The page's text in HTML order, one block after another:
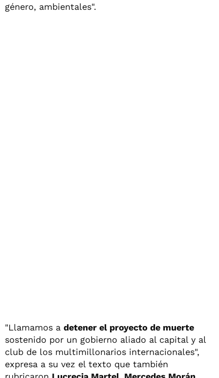
género, ambientales".
"Llamamos a detener el proyecto de muerte
sostenido por un gobierno aliado al capital y al
club de los multimillonarios internacionales",
expresa a su vez el texto que también